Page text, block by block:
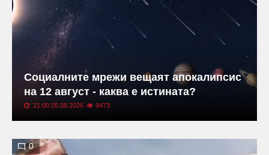
Социалните мрежи вещаят апокалипсис
на 12 август - каква е истината?
21:00 05.08.2026 9473
0